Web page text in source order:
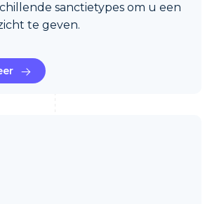
sanctietypes om u een
te geven.